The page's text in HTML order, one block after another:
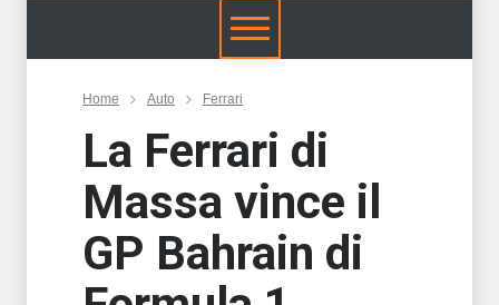
Home Auto Ferrari
La Ferrari di
Massa vince il
GP Bahrain di